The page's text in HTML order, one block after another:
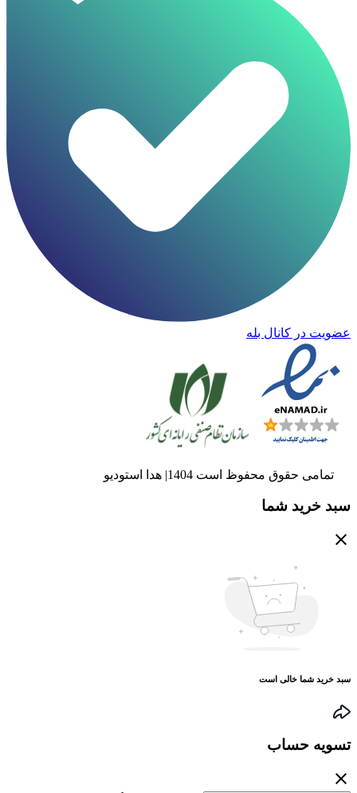
عضویت در کانال بله
تمامی حقوق محفوظ است 1404| هدا استودیو
سبد خرید شما
سبد خرید شما خالی است
تسویه حساب